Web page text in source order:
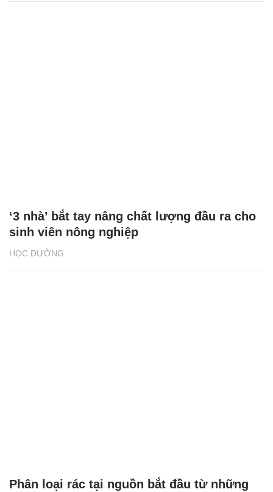
HỌC ĐƯỜNG
‘3 nhà’ bắt tay nâng chất lượng đầu ra cho
sinh viên nông nghiệp
Phân loại rác tại nguồn bắt đầu từ những